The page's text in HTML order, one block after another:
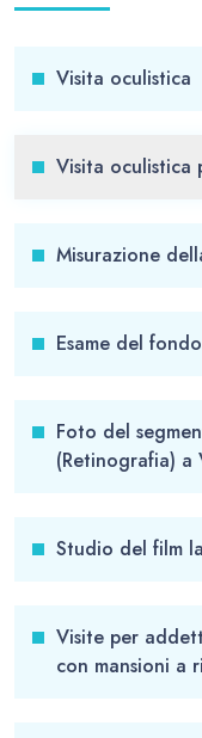
Visita oculistica
Visita oculistica
Misurazione
Esame del
Foto del
(Retinografia) a
Studio del film
Visite per
con mansioni a